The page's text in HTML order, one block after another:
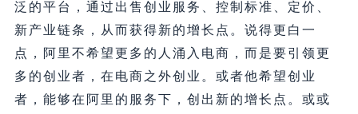
泛的平台，通过出售创业服务、控制标准、定价、
新产业链条，从而获得新的增长点。说得更白一
点，阿里不希望更多的人涌入电商，而是要引领更
多的创业者，在电商之外创业。或者他希望创业
者，能够在阿里的服务下，创出新的增长点。或或